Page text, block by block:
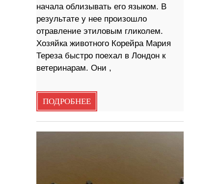
начала облизывать его языком. В
результате у нее произошло
отравление этиловым гликолем.
Хозяйка животного Корейра Мария
Тереза быстро поехал в Лондон к
ветеринарам. Они ,
ПОДРОБНЕЕ